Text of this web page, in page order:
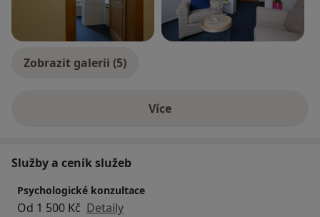
Zobrazit galerii (5)
Víceo zkušenostech
Služby a ceník služeb
Psychologické konzultace
Od 1 500 Kč Detaily